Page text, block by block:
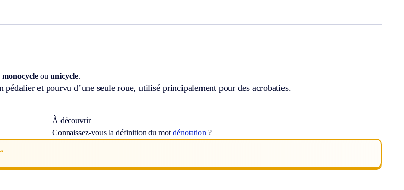
monocycleouunicycle.
pédalier et pourvu d’une seule roue, utilisé principalement pour des acrobaties.
À découvrir
Connaissez-vous la définition du mot dénotation ?